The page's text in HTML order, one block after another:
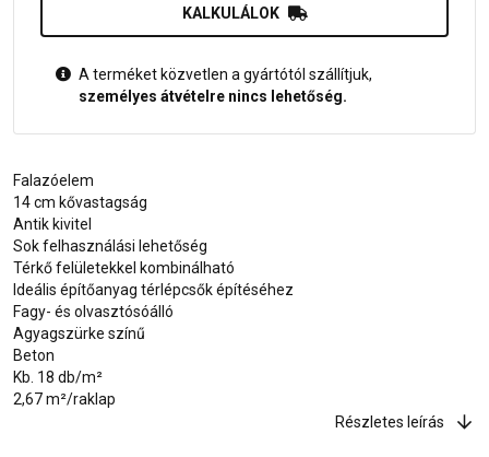
KALKULÁLOK
A terméket közvetlen a gyártótól szállítjuk,
személyes átvételre nincs lehetőség.
Falazóelem
14 cm kővastagság
Antik kivitel
Sok felhasználási lehetőség
Térkő felületekkel kombinálható
Ideális építőanyag térlépcsők építéséhez
Fagy- és olvasztósóálló
Agyagszürke színű
Beton
Kb. 18 db/m²
2,67 m²/raklap
Részletes leírás